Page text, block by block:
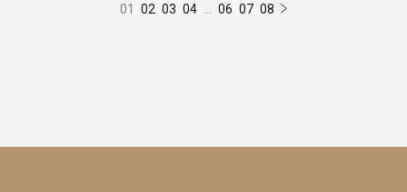
01 02 03 04 06 07 08